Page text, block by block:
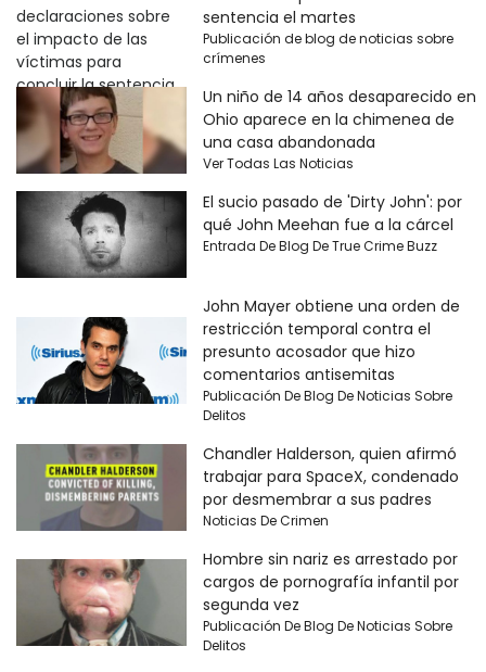
sentencia el martes
Publicación de blog de noticias sobre
crímenes
Un niño de 14 años desaparecido en
Ohio aparece en la chimenea de
una casa abandonada
Ver Todas Las Noticias
El sucio pasado de 'Dirty John': por
qué John Meehan fue a la cárcel
Entrada De Blog De True Crime Buzz
John Mayer obtiene una orden de
restricción temporal contra el
presunto acosador que hizo
comentarios antisemitas
Publicación De Blog De Noticias Sobre
Delitos
Chandler Halderson, quien afirmó
trabajar para SpaceX, condenado
por desmembrar a sus padres
Noticias De Crimen
Hombre sin nariz es arrestado por
cargos de pornografía infantil por
segunda vez
Publicación De Blog De Noticias Sobre
Delitos